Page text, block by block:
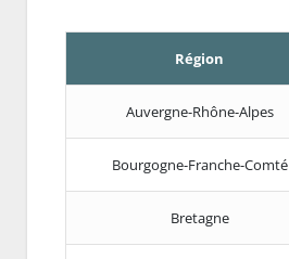
Région
Auvergne-Rhône-Alpes
Bourgogne-Franche-Comté
Bretagne